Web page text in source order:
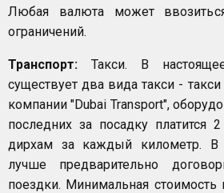
Любая валюта может
ограничений.
Транспорт: Такси. В
существует два вида такси - такси
компании "Dubai Transport",
последних за посадку платится
дирхам за каждый километр. В
лучше предварительно
поездки. Минимальная стоимость